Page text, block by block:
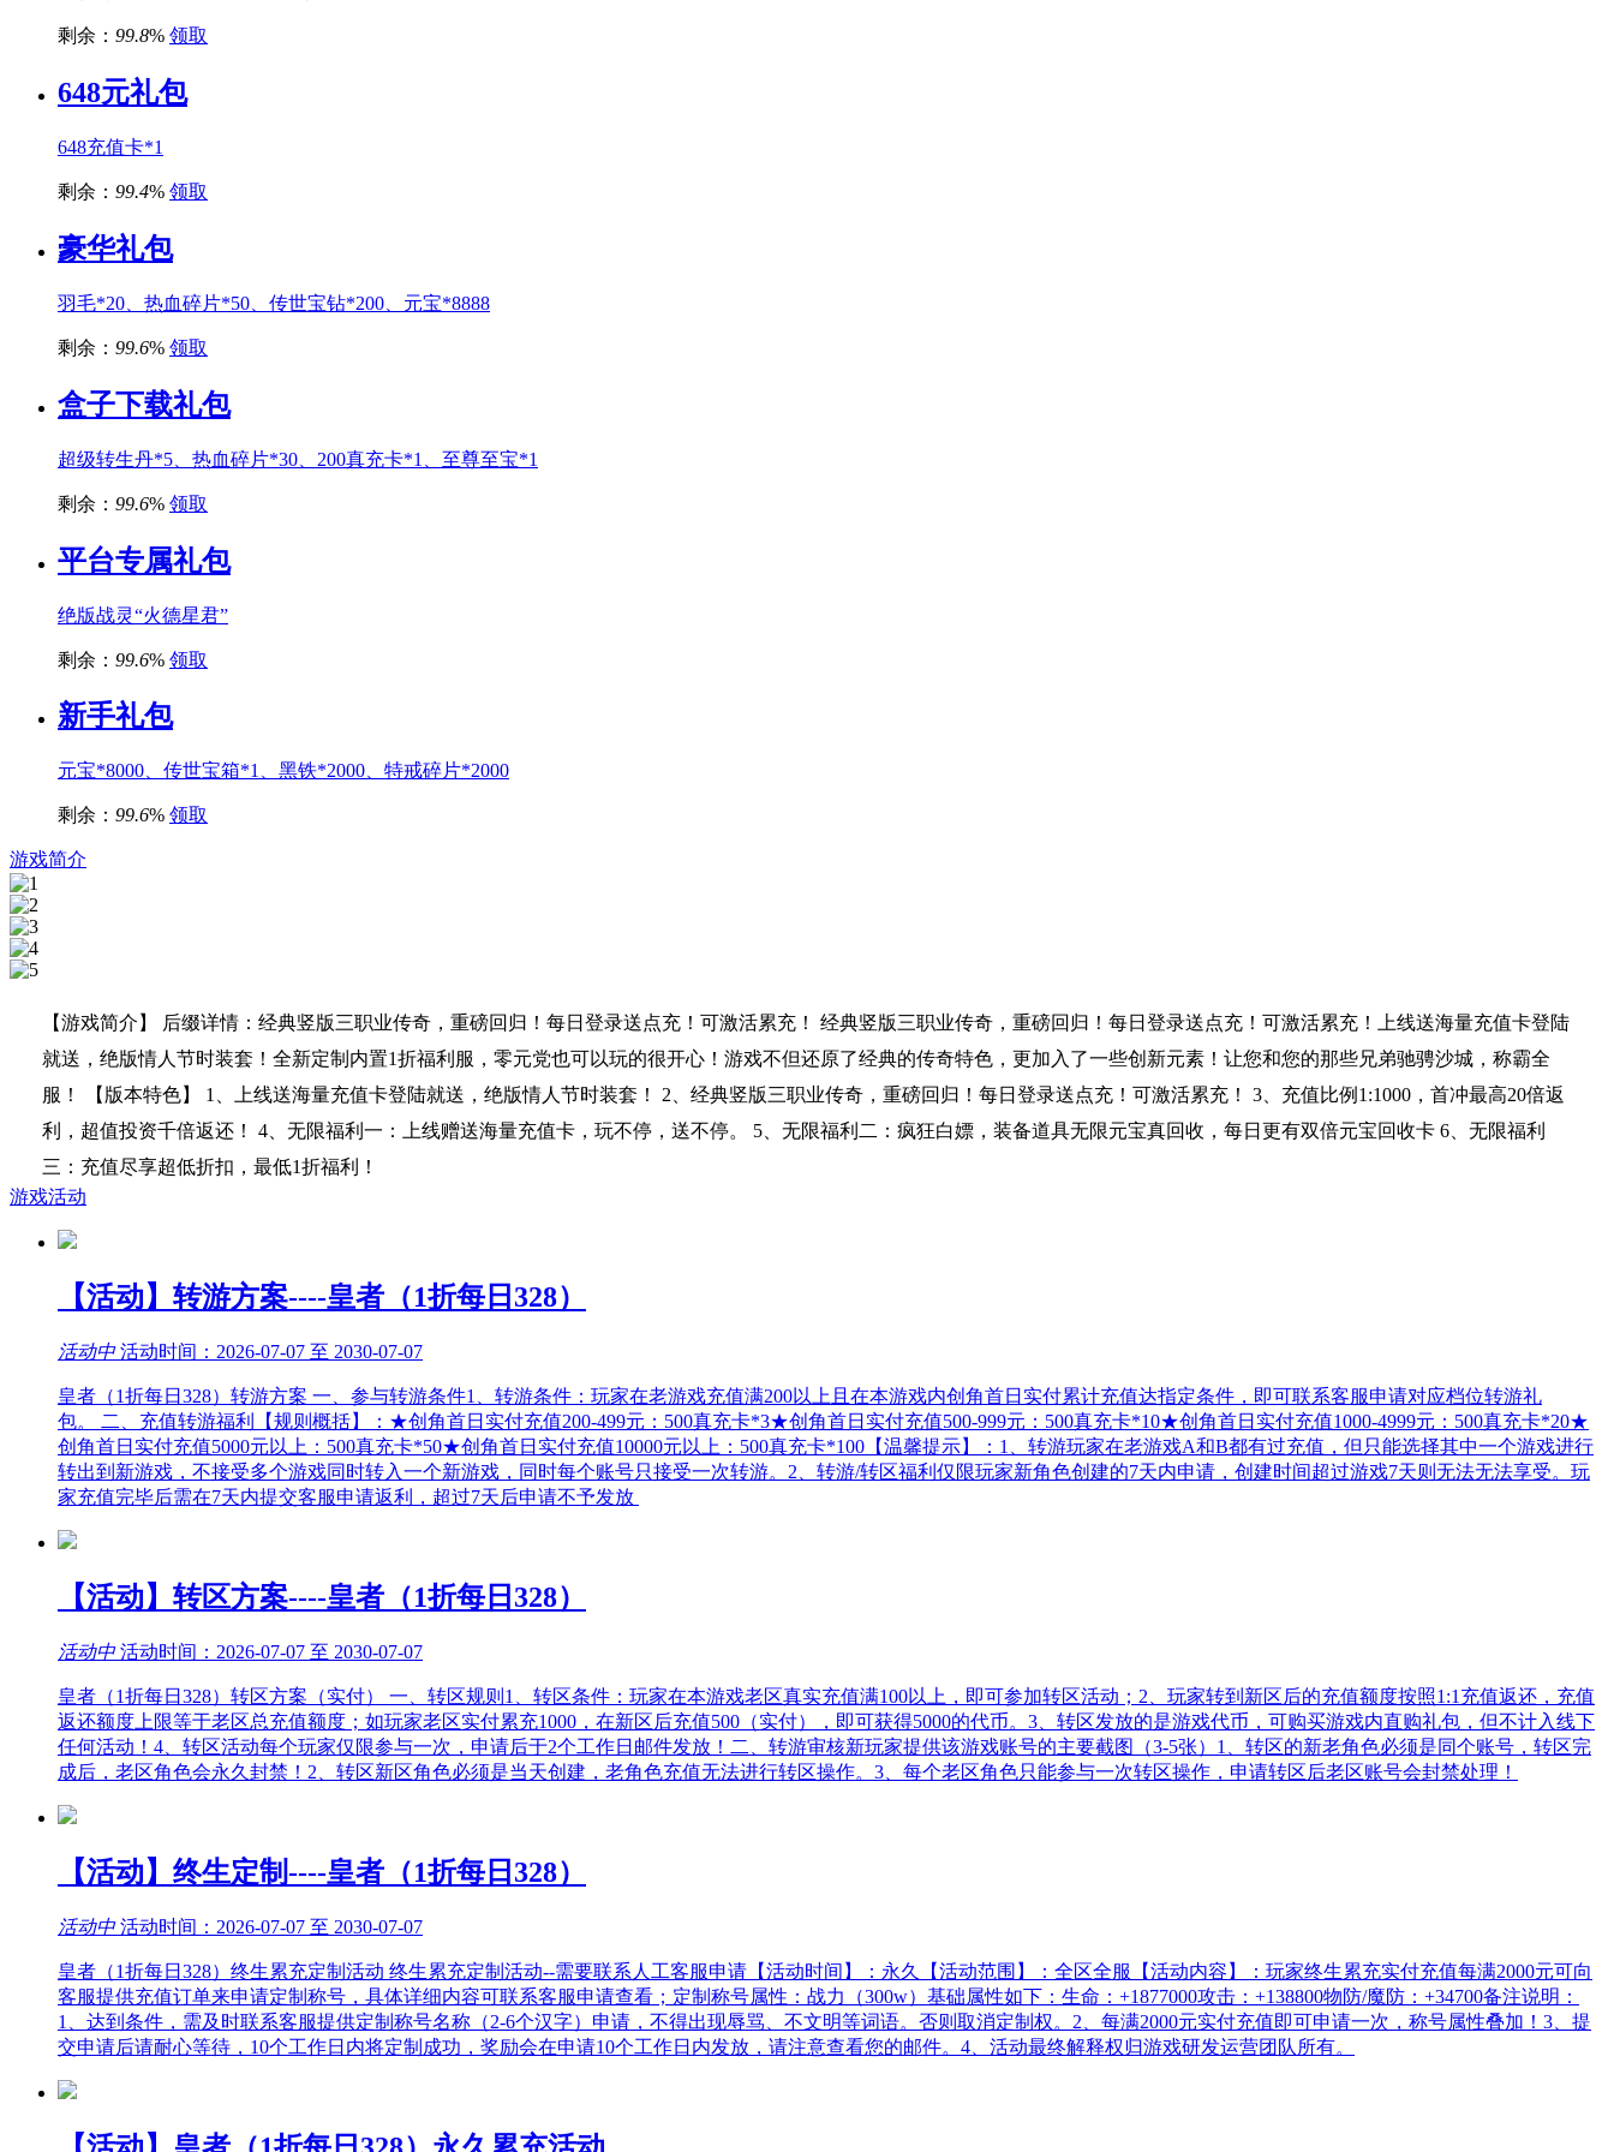
剩余： 99.8% 领取
648元礼包
648充值卡*1
剩余： 99.4% 领取
豪华礼包
羽毛*20、热血碎片*50、传世宝钻*200、元宝*8888
剩余： 99.6% 领取
盒子下载礼包
超级转生丹*5、热血碎片*30、200真充卡*1、至尊至宝*1
剩余： 99.6% 领取
平台专属礼包
绝版战灵“火德星君”
剩余： 99.6% 领取
新手礼包
元宝*8000、传世宝箱*1、黑铁*2000、特戒碎片*2000
剩余： 99.6% 领取
游戏简介
【游戏简介】 后缀详情：经典竖版三职业传奇，重磅回归！每日登录送点充！可激活累充！ 经典竖版三职业传奇，重磅回归！每日登录送点充！可激活累充！上线送海量充值卡登陆
就送，绝版情人节时装套！全新定制内置1折福利服，零元党也可以玩的很开心！游戏不但还原了经典的传奇特色，更加入了一些创新元素！让您和您的那些兄弟驰骋沙城，称霸全
服！ 【版本特色】 1、上线送海量充值卡登陆就送，绝版情人节时装套！ 2、经典竖版三职业传奇，重磅回归！每日登录送点充！可激活累充！ 3、充值比例1:1000，首冲最高20倍返
利，超值投资千倍返还！ 4、无限福利一：上线赠送海量充值卡，玩不停，送不停。 5、无限福利二：疯狂白嫖，装备道具无限元宝真回收，每日更有双倍元宝回收卡 6、无限福利
三：充值尽享超低折扣，最低1折福利！
游戏活动
【活动】转游方案----皇者（1折每日328）
活动中活动时间：2026-07-07 至 2030-07-07
皇者（1折每日328）转游方案 一、参与转游条件1、转游条件：玩家在老游戏充值满200以上且在本游戏内创角首日实付累计充值达指定条件，即可联系客服申请对应档位转游礼
包。 二、充值转游福利【规则概括】：★创角首日实付充值200-499元：500真充卡*3★创角首日实付充值500-999元：500真充卡*10★创角首日实付充值1000-4999元：500真充卡*20★
创角首日实付充值5000元以上：500真充卡*50★创角首日实付充值10000元以上：500真充卡*100【温馨提示】：1、转游玩家在老游戏A和B都有过充值，但只能选择其中一个游戏进行
转出到新游戏，不接受多个游戏同时转入一个新游戏，同时每个账号只接受一次转游。2、转游/转区福利仅限玩家新角色创建的7天内申请，创建时间超过游戏7天则无法无法享受。玩
家充值完毕后需在7天内提交客服申请返利，超过7天后申请不予发放
【活动】转区方案----皇者（1折每日328）
活动中活动时间：2026-07-07 至 2030-07-07
皇者（1折每日328）转区方案（实付） 一、转区规则1、转区条件：玩家在本游戏老区真实充值满100以上，即可参加转区活动；2、玩家转到新区后的充值额度按照1:1充值返还，充值
返还额度上限等于老区总充值额度；如玩家老区实付累充1000，在新区后充值500（实付），即可获得5000的代币。3、转区发放的是游戏代币，可购买游戏内直购礼包，但不计入线下
任何活动！4、转区活动每个玩家仅限参与一次，申请后于2个工作日邮件发放！二、转游审核新玩家提供该游戏账号的主要截图（3-5张）1、转区的新老角色必须是同个账号，转区完
成后，老区角色会永久封禁！2、转区新区角色必须是当天创建，老角色充值无法进行转区操作。3、每个老区角色只能参与一次转区操作，申请转区后老区账号会封禁处理！
【活动】终生定制----皇者（1折每日328）
活动中活动时间：2026-07-07 至 2030-07-07
皇者（1折每日328）终生累充定制活动 终生累充定制活动--需要联系人工客服申请【活动时间】：永久【活动范围】：全区全服【活动内容】：玩家终生累充实付充值每满2000元可向
客服提供充值订单来申请定制称号，具体详细内容可联系客服申请查看；定制称号属性：战力（300w）基础属性如下：生命：+1877000攻击：+138800物防/魔防：+34700备注说明：
1、达到条件，需及时联系客服提供定制称号名称（2-6个汉字）申请，不得出现辱骂、不文明等词语。否则取消定制权。2、每满2000元实付充值即可申请一次，称号属性叠加！3、提
交申请后请耐心等待，10个工作日内将定制成功，奖励会在申请10个工作日内发放，请注意查看您的邮件。4、活动最终解释权归游戏研发运营团队所有。